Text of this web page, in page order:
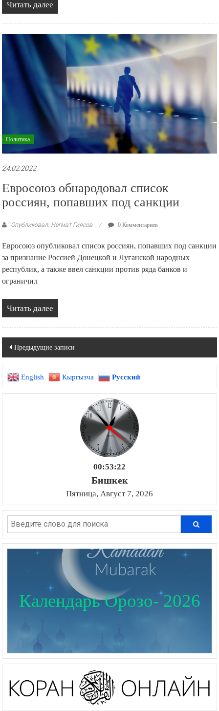
Читать далее
Политика
24.02.2022
Евросоюз обнародовал список
россиян, попавших под санкции
Опубликовал: Негмат Гиясов 0 Комментариев
Евросоюз опубликовал список россиян, попавших под санкции
за признание Россией Донецкой и Луганской народных
республик, а также ввел санкции против ряда банков и
ограничил
Читать далее
Навигация
по
записям
Предыдущие записи
English Кыргызча Русский
00:53:23
Бишкек
Пятница, Август 7, 2026
Календарь Орозо- 2026